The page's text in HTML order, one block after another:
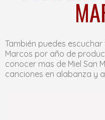
También puedes
Marcos por año de
conocer mas de Miel San
canciones en alabanza y